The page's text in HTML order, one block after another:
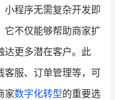
小程序无需复杂开发即
它不仅能够帮助商家扩
达更多潜在客户。此
客服、订单管理等，可
家数字化转型的重要选